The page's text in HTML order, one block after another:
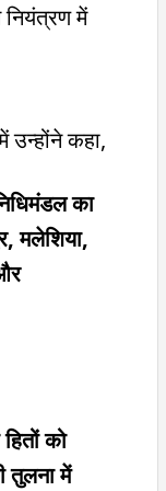
में
उन्होंने कहा,
का
मलेशिया,
को
तुलना में